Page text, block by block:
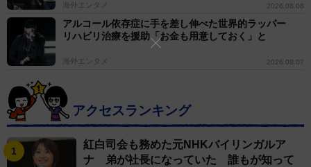
海外エンタメ 2026.08.08
アルコール依存症に手を差し伸べた世界的ラッパー
リハビリ治療を援助「お金も用意しておく」と
海外エンタメ 2026.08.07
アクセスランキング
紅白司会も務めた元NHKバイリンガルア
ナ 弟が社長になっていた 誰もが知って